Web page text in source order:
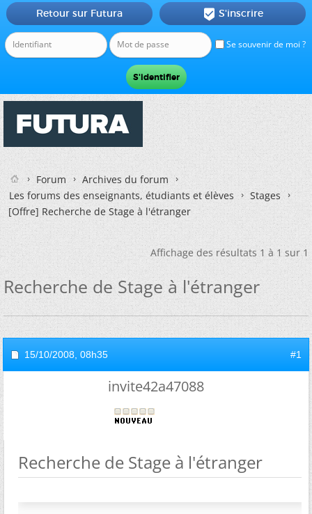
Se souvenir de moi ?
Retour sur Futura  S'inscrire
Forum
Archives du forum
Les forums des enseignants, étudiants et élèves
Stages
[Offre]Recherche de Stage à l'étranger
Affichage des résultats 1 à 1 sur 1
Recherche de Stage à l'étranger
15/10/2008, 08h35 #1
invite42a47088
Recherche de Stage à l'étranger